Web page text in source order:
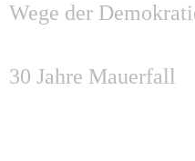
Wege der
30 Jahre Mauerfall